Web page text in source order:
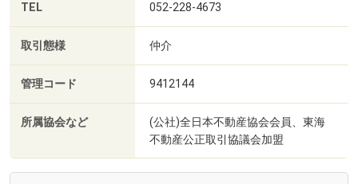
TEL 052-228-4673
取引態様 仲介
管理コード 9412144
所属協会など
(公社)全日本不動産協会会員、東海
不動産公正取引協議会加盟